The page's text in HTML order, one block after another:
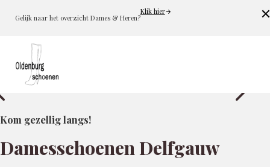
Gelijk naar het overzicht Dames & Heren?
Klik hier
Kom gezellig langs!
Damesschoenen Delfgauw